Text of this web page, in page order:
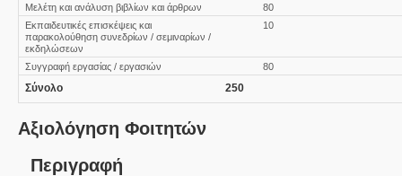
Μελέτη και ανάλυση βιβλίων και άρθρων
80
Εκπαιδευτικές επισκέψεις και
παρακολούθηση συνεδρίων / σεμιναρίων /
εκδηλώσεων
10
Συγγραφή εργασίας / εργασιών 80
Σύνολο 250
Αξιολόγηση Φοιτητών
Περιγραφή